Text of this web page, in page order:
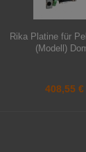
Rika Platine für
(Modell)
408,55 €